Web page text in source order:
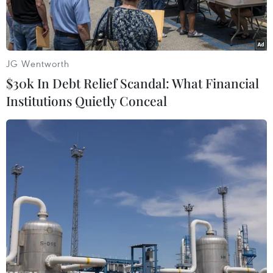
Phương tiện lưu thông qua một trạm thu phí điện tử không
dừng. (Ảnh: Việt Hùng/Vietnam+)
Từ ngày 1/10/2025, chủ phương tiện phải thực
hiện chuyển đổi tài khoản thu phí sang tài
khoản giao thông kết nối phương tiện thanh
toán.
JG Wentworth
$30k In Debt Relief Scandal: What Financial
Institutions Quietly Conceal